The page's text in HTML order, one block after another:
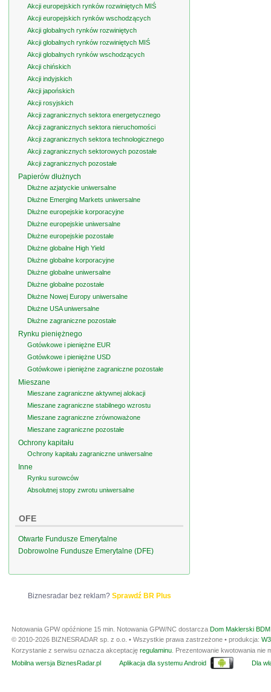
Akcji europejskich rynków rozwiniętych MIŚ
Akcji europejskich rynków wschodzących
Akcji globalnych rynków rozwiniętych
Akcji globalnych rynków rozwiniętych MIŚ
Akcji globalnych rynków wschodzących
Akcji chińskich
Akcji indyjskich
Akcji japońskich
Akcji rosyjskich
Akcji zagranicznych sektora energetycznego
Akcji zagranicznych sektora nieruchomości
Akcji zagranicznych sektora technologicznego
Akcji zagranicznych sektorowych pozostałe
Akcji zagranicznych pozostałe
Papierów dłużnych
Dłużne azjatyckie uniwersalne
Dłużne Emerging Markets uniwersalne
Dłużne europejskie korporacyjne
Dłużne europejskie uniwersalne
Dłużne europejskie pozostałe
Dłużne globalne High Yield
Dłużne globalne korporacyjne
Dłużne globalne uniwersalne
Dłużne globalne pozostałe
Dłużne Nowej Europy uniwersalne
Dłużne USA uniwersalne
Dłużne zagraniczne pozostałe
Rynku pieniężnego
Gotówkowe i pieniężne EUR
Gotówkowe i pieniężne USD
Gotówkowe i pieniężne zagraniczne pozostałe
Mieszane
Mieszane zagraniczne aktywnej alokacji
Mieszane zagraniczne stabilnego wzrostu
Mieszane zagraniczne zrównoważone
Mieszane zagraniczne pozostałe
Ochrony kapitału
Ochrony kapitału zagraniczne uniwersalne
Inne
Rynku surowców
Absolutnej stopy zwrotu uniwersalne
OFE
Otwarte Fundusze Emerytalne
Dobrowolne Fundusze Emerytalne (DFE)
Biznesradar bez reklam? Sprawdź BR Plus
Notowania GPW opóźnione 15 min. Notowania GPW/NC dostarcza Dom Maklerski
© 2010-2026 BIZNESRADAR sp. z o.o. • Wszystkie prawa zastrzeżone • produkcja:
Korzystanie z serwisu oznacza akceptację regulaminu . Prezentowanie kwotowania
Mobilna wersja BiznesRadar.pl
Aplikacja dla systemu Android Dla